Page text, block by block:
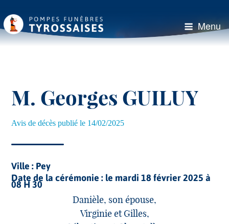
au
contenu
principal
Menu
M. Georges GUILUY
Avis de décès publié le 14/02/2025
Ville : Pey
Date de la cérémonie : le mardi 18 février 2025 à
08 H 30
Danièle, son épouse,
Virginie et Gilles,